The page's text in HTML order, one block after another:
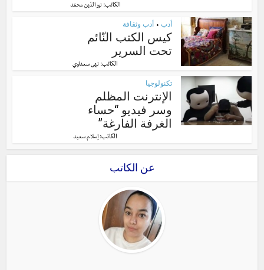
الكاتب:نور الدّين محمّد
أدب • أدب وثقافة
كيس الكتب النّائم
تحت السرير
الكاتب: نهى سعداوي
تكنولوجيا
الإنترنت المظلم
وسر فيديو “حساء
الغرفة الفارغة”
الكاتب: إسلام سعيد
عن الكاتب